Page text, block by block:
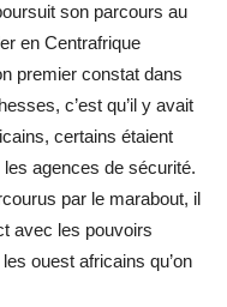
son parcours au
en Centrafrique
premier constat dans
c’est qu’il y avait
certains étaient
agences de sécurité.
par le marabout, il
avec les pouvoirs
ouest africains qu’on